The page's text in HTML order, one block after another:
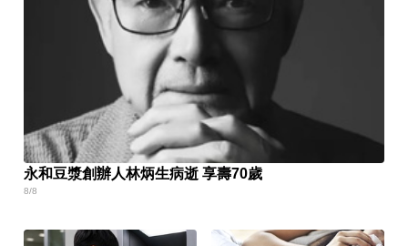
永和豆漿創辦人林炳生病逝 享壽70歲
8/8